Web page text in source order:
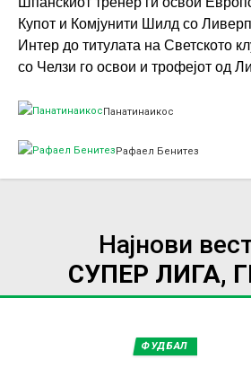
Купот и Комјунити Шилд со
Интер до титулата на Светското
со Челзи го освои и трофејот од
Панатинаикос
Рафаел Бенитез
Најнови
СУПЕР ЛИГА,
ФУДБАЛ